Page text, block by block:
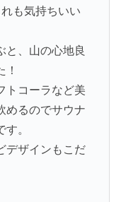
も気持ちいい
と、山の心地良
トコーラなど美
めるのでサウナ
。
デザインもこだ